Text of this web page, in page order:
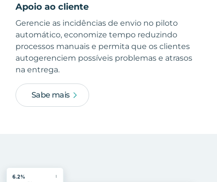
Apoio ao cliente
Gerencie as incidências de envio no piloto
automático, economize tempo reduzindo
processos manuais e permita que os clientes
autogerenciem possíveis problemas e atrasos
na entrega.
Sabe mais